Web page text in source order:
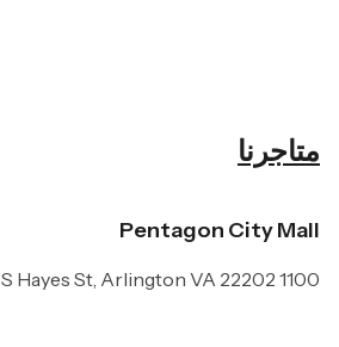
متاجرنا
Pentagon City Mall
1100 S Hayes St, Arlington VA 22202 (الطابق الأول)